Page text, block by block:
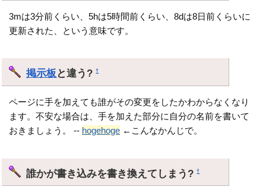
3mは3分前くらい、5hは5時間前くらい、8dは8日前くらいに
更新された、という意味です。
掲示板 と違う?†
ページに手を加えても誰がその変更をしたかわからなくなり
ます。不安な場合は、手を加えた部分に自分の名前を書いて
おきましょう。 -- hogehoge ←こんなかんじで。
誰かが書き込みを書き換えてしまう?†